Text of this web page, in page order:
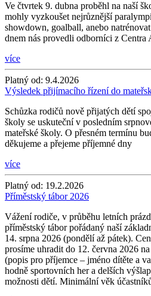
Ve čtvrtek 9. dubna proběhl na naší
mohly vyzkoušet nejrůznější
showdown, goalball, anebo
dnem nás provedli odborníci z
více
Platný od: 9.4.2026
Výsledek přijímacího řízení do
Schůzka rodičů nově přijatých dětí
školy se uskuteční v posledním
mateřské školy. O přesném termínu
děkujeme a přejeme příjemné dny
více
Platný od: 19.2.2026
Příměstský tábor 2026
Vážení rodiče, v průběhu letních
příměstský tábor pořádaný naší
14. srpna 2026 (pondělí až pátek).
prosíme uhradit do 12. června 2026
(popis pro příjemce – jméno dítěte a
hodně sportovních her a delších
možnosti dětí. Minimální věk